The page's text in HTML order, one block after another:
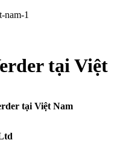
tại Việt
tại Việt Nam